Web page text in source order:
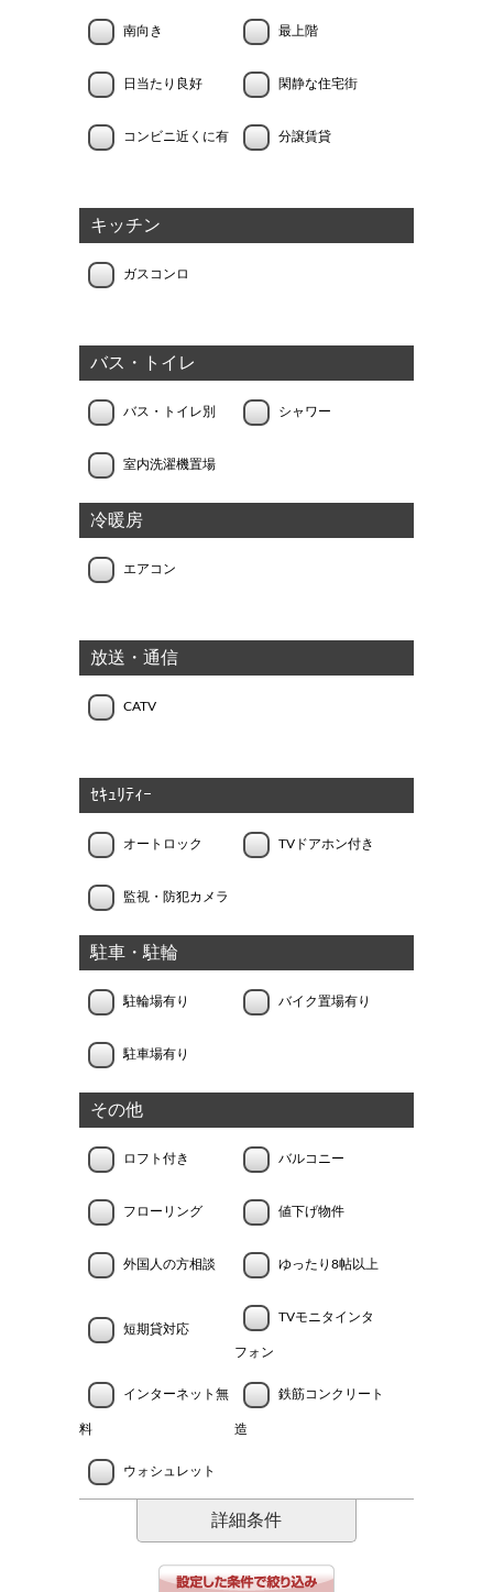
南向き 最上階
日当たり良好 閑静な住宅街
コンビニ近くに有 分譲賃貸
キッチン
ガスコンロ
バス・トイレ
バス・トイレ別 シャワー
室内洗濯機置場
冷暖房
エアコン
放送・通信
CATV
ｾｷｭﾘﾃｨｰ
オートロック TVドアホン付き
監視・防犯カメラ
駐車・駐輪
駐輪場有り バイク置場有り
駐車場有り
その他
ロフト付き バルコニー
フローリング 値下げ物件
外国人の方相談 ゆったり8帖以上
短期貸対応
TVモニタインタ
フォン
インターネット無
料
鉄筋コンクリート
造
ウォシュレット